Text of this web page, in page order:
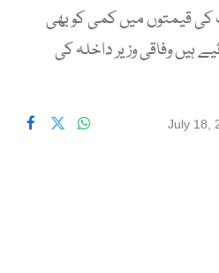
کی قیمتوں میں کمی کو بھی
ہیں وفاقی وزیر داخلہ کی
July 18,